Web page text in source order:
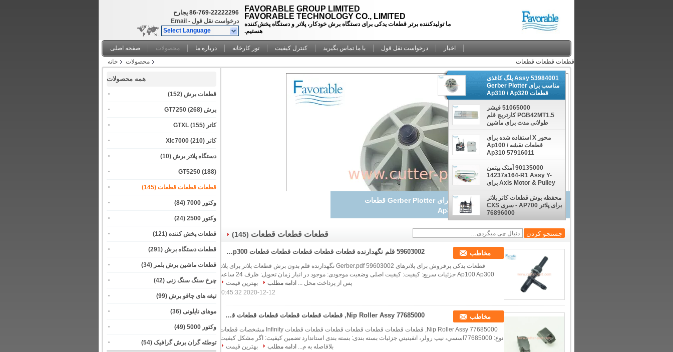
FAVORABLE GROUP LIMITED
FAVORABLE TECHNOLOGY CO., LIMITED
ما تولیدکننده برتر قطعات یدکی برای دستگاه برش خودکار، پلاتر و دستگاه پخش‌کننده
هستیم.
حراجی 86-769-22222296
درخواست نقل قول -
Email
Select Language
صفحه اصلی محصولات درباره ما تور کارخانه کنترل کیفیت با ما تماس بگیرید درخواست نقل قول
اخبار
خانه
محصولات قطعات قطعات قطعات
همه محصولات
قطعات برش (152)
برش GT7250 (268)
کاتر GTXL (155)
کاتر Xlc7000 (210)
دستگاه پلاتر برش (10)
GT5250 (188)
قطعات قطعات قطعات (145)
وکتور 7000 (84)
وکتور 2500 (24)
قطعات پخش کننده (121)
قطعات دستگاه برش (291)
قطعات ماشین برش بلمر (34)
چرخ سنگ سنگ زنی (42)
تیغه های چاقو برش (99)
موهای نایلونی (36)
وکتور 5000 (49)
توطئه گران برش گرافیک (54)
51065000 فیشر PGB42MT1.5 کارتریج قلم طولانی مدت برای ماشین
نقشه برداری
53984001 Assy پلگ کاغذی
مناسب برای Gerber Plotter
قطعات Ap310 / Ap320
51065000 فیشر
PGB42MT1.5 کارتریج قلم
طولانی مدت برای ماشین
نقشه برداری
محور X استفاده شده برای
قطعات نقشه Ap100 /
Ap310 57916011
90135000 آمتک پیتمن
14237a164-R1 Assy Y-
Axis Motor & Pulley برای
نقشه برداری
محفظه بوش قطعات کاتر پلاتر
برای پلاتر AP700 - سری CXS
76896000
قطعات قطعات قطعات (145)
59603002 قلم نگهدارنده قطعات قطعات قطعات قطعات قطعات Ap100 Ap300 مخاطب
قطعات یدکی پرفروش برای پلاترهای Gerber.pdf 59603002 نگهدارنده قلم بدون برش قطعات پلاتر برای پلاتر
Ap100 Ap300 جزئیات سریع: کیفیت: کیفیت اصلی وضعیت موجودی: موجود در انبار زمان تحویل: ظرف 24 ساعت
پس از پرداخت محل ... ادامه مطلب
بهترین قیمت
2020-12-12 10:45:32
77685000 Nip Roller Assy, قطعات قطعات قطعات قطعات قطعات قطعات قطعات قطعات Infinity مخاطب
77685000 Nip Roller Assy, قطعات قطعات قطعات قطعات قطعات قطعات قطعات Infinity مشخصات قطعات:
نوع: 77685000اسسي، نيپ رولر، انفينيتي جزئیات بسته بندی: بسته بندی استاندارد تضمین کیفیت: اگر مشکل کیفیت،
بلافاصله به م... ادامه مطلب
بهترین قیمت